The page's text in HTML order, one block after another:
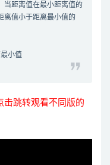
当距离值在最小距离值的
离值小于距离最小值的
小值
击跳转观看不同版的